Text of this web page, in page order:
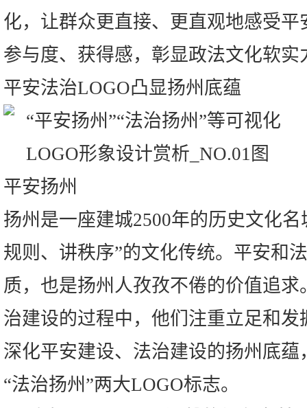
化，让群众更直接、更直观地感受
参与度、获得感，彰显政法文化软实
平安法治LOGO凸显扬州底蕴
平安扬州
扬州是一座建城2500年的历史文化
规则、讲秩序”的文化传统。平安和
质，也是扬州人孜孜不倦的价值追
治建设的过程中，他们注重立足和
深化平安建设、法治建设的扬州底蕴
“法治扬州”两大LOGO标志。